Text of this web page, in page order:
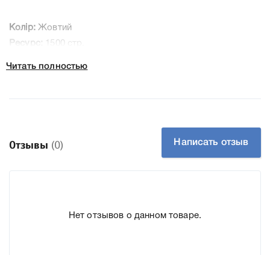
Колір:Жовтий
Ресурс: 1500 стр.
К Xerox 006R04386 yellow мы подготовили подробные
подходит Xerox 006R04386 yellow, что позволит Вам легко
Читать полностью
Отзывы (0) Написать отзыв
Нет отзывов о данном товаре.